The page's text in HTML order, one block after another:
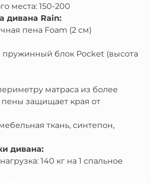
места: 150-200
дивана Rain:
пена Foam (2 см)
блок Pocket (высота
матраса из более
защищает края от
ткань, синтепон,
дивана:
140 кг на 1 спальное